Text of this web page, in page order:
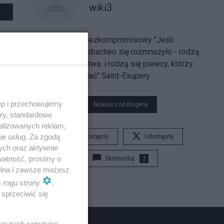
wiki3
zdecydowany, bezkompromisowy "Jeśli
pozwolisz, by robactwo się rozmnożyło - rodzą
się prawa robactwa. i rodzą się piewcy, którzy
będą je wysławiać" Saint-Exupery
Nowości od blogera
Udostępnij Udostępnij
Skomentuj 2
i przechowujemy
standardowe
reklam,
usług. Za zgodą
oraz aktywnie
prosimy o
i zawsze możesz
rogu strony
.
się